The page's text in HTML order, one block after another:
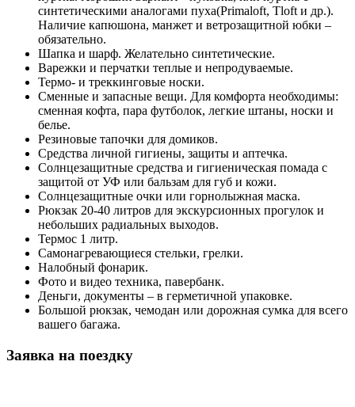
синтетическими аналогами пуха(Primaloft, Tloft и др.).
Наличие капюшона, манжет и ветрозащитной юбки –
обязательно.
Шапка и шарф. Желательно синтетические.
Варежки и перчатки теплые и непродуваемые.
Термо- и треккинговые носки.
Сменные и запасные вещи. Для комфорта необходимы:
сменная кофта, пара футболок, легкие штаны, носки и
белье.
Резиновые тапочки для домиков.
Средства личной гигиены, защиты и аптечка.
Солнцезащитные средства и гигиеническая помада с
защитой от УФ или бальзам для губ и кожи.
Солнцезащитные очки или горнолыжная маска.
Рюкзак 20-40 литров для экскурсионных прогулок и
небольших радиальных выходов.
Термос 1 литр.
Самонагревающиеся стельки, грелки.
Налобный фонарик.
Фото и видео техника, павербанк.
Деньги, документы – в герметичной упаковке.
Большой рюкзак, чемодан или дорожная сумка для всего
вашего багажа.
Заявка на поездку